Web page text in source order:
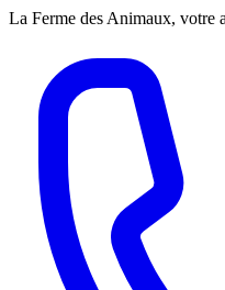
La Ferme des Animaux, votre